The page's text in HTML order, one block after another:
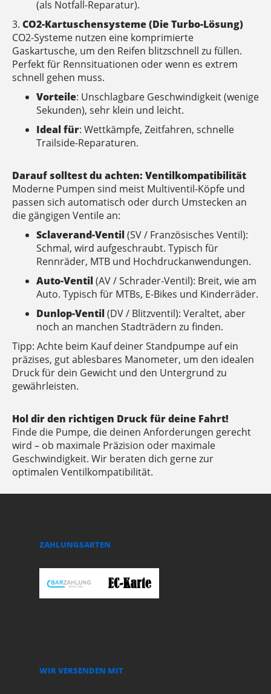
(als Notfall-Reparatur).
3. CO2-Kartuschensysteme (Die Turbo-Lösung)
CO2-Systeme nutzen eine komprimierte
Gaskartusche, um den Reifen blitzschnell zu füllen.
Perfekt für Rennsituationen oder wenn es extrem
schnell gehen muss.
Vorteile: Unschlagbare Geschwindigkeit (wenige
Sekunden), sehr klein und leicht.
Ideal für: Wettkämpfe, Zeitfahren, schnelle
Trailside-Reparaturen.
Darauf solltest du achten: Ventilkompatibilität
Moderne Pumpen sind meist Multiventil-Köpfe und
passen sich automatisch oder durch Umstecken an
die gängigen Ventile an:
Sclaverand-Ventil (SV / Französisches Ventil):
Schmal, wird aufgeschraubt. Typisch für
Rennräder, MTB und Hochdruckanwendungen.
Auto-Ventil (AV / Schrader-Ventil): Breit, wie am
Auto. Typisch für MTBs, E-Bikes und Kinderräder.
Dunlop-Ventil (DV / Blitzventil): Veraltet, aber
noch an manchen Stadträdern zu finden.
Tipp: Achte beim Kauf deiner Standpumpe auf ein
präzises, gut ablesbares Manometer, um den idealen
Druck für dein Gewicht und den Untergrund zu
gewährleisten.
Hol dir den richtigen Druck für deine Fahrt!
Finde die Pumpe, die deinen Anforderungen gerecht
wird – ob maximale Präzision oder maximale
Geschwindigkeit. Wir beraten dich gerne zur
optimalen Ventilkompatibilität.
ZAHLUNGSARTEN
WIR VERSENDEN MIT